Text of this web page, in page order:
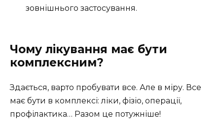
зовнішнього застосування.
Чому лікування має бути
комплексним?
Здається, варто пробувати все. Але в міру. Все
має бути в комплексі: ліки, фізіо, операції,
профілактика… Разом це потужніше!